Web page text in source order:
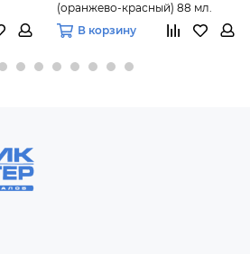
(оранжево-красный) 88 мл.
В корзину